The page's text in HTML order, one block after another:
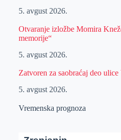
5. avgust 2026.
Otvaranje izložbe Momira
memorije“
5. avgust 2026.
Zatvoren za saobraćaj deo
5. avgust 2026.
Vremenska prognoza